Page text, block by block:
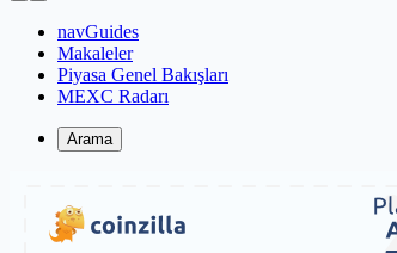
navGuides
Makaleler
Piyasa Genel Bakışları
MEXC Radarı
Arama